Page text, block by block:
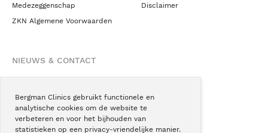
Bergman Clinics gebruikt functionele en
analytische cookies om de website te
verbeteren en voor het bijhouden van
statistieken op een privacy-vriendelijke manier.
Medezeggenschap
ZKN Algemene Voorwaarden
Disclaimer
NIEUWS & CONTACT
Blogs
Podcast
Pressroom